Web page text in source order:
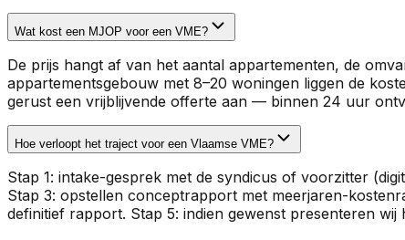
Wat kost een MJOP voor een VME?
De prijs hangt af van het aantal appartementen, de
appartementsgebouw met 8–20 woningen liggen de
gerust een vrijblijvende offerte aan — binnen 24 uur
Hoe verloopt het traject voor een Vlaamse VME?
Stap 1: intake-gesprek met de syndicus of voorzitter
Stap 3: opstellen conceptrapport met meerjaren-
definitief rapport. Stap 5: indien gewenst presenteren